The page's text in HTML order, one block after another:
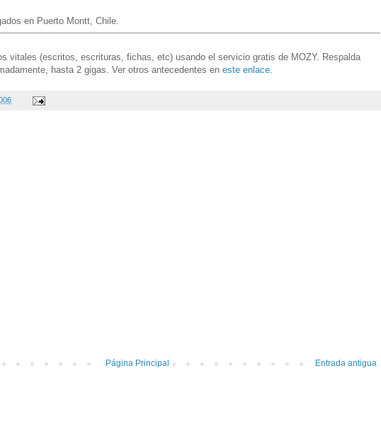
en Puerto Montt, Chile.
vitales (escritos, escrituras, fichas, etc) usando el servicio gratis de MOZY. Respalda
hasta 2 gigas. Ver otros antecedentes en este enlace.
Entrada antigua
Página Principal